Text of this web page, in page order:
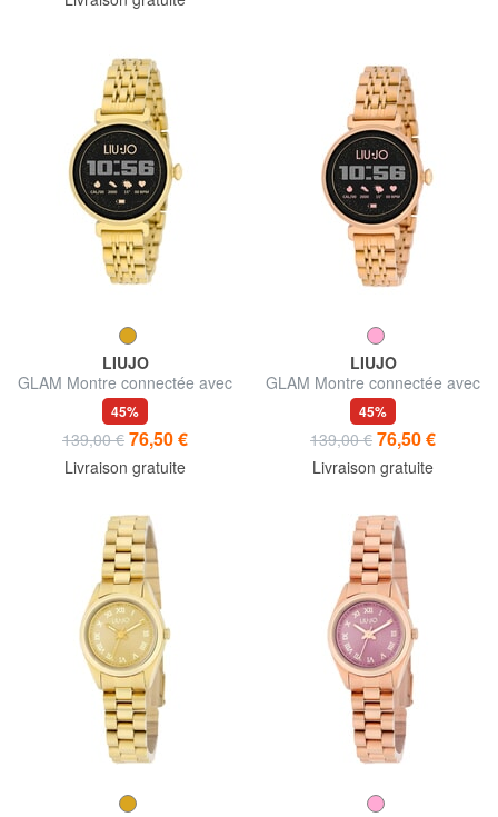
LIUJO
GLAM Montre connectée avec
boîtier en alliage de zinc et
acier
45%
139,00 € 76,50 €
Livraison gratuite
LIUJO
GLAM Montre connectée avec
boîtier en alliage de zinc et
acier
45%
139,00 € 76,50 €
Livraison gratuite